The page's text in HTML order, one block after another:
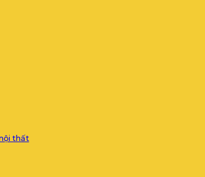
thất